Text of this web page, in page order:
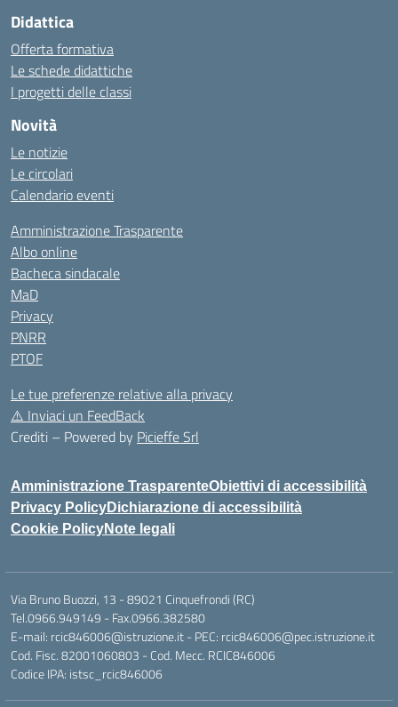
Didattica
Offerta formativa
Le schede didattiche
I progetti delle classi
Novità
Le notizie
Le circolari
Calendario eventi
Amministrazione Trasparente
Albo online
Bacheca sindacale
MaD
Privacy
PNRR
PTOF
Le tue preferenze relative alla privacy
⚠️ Inviaci un FeedBack
Crediti – Powered by Picieffe Srl
Amministrazione TrasparenteObiettivi di accessibilità
Privacy PolicyDichiarazione di accessibilità
Cookie PolicyNote legali
Via Bruno Buozzi, 13 - 89021 Cinquefrondi (RC)
Tel.0966.949149 - Fax.0966.382580
E-mail: rcic846006@istruzione.it - PEC: rcic846006@pec.istruzione.it
Cod. Fisc. 82001060803 - Cod. Mecc. RCIC846006
Codice IPA: istsc_rcic846006